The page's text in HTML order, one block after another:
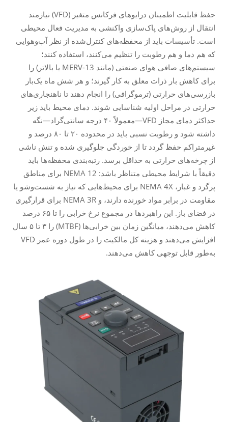
حفظ قابلیت اطمینان درایوهای فرکانس متغیر (VFD) نیازمند
انتقال از روش‌های پاک‌سازی واکنشی به مدیریت فعال محیطی
است. تأسیسات باید از محفظه‌های کنترل‌شده از نظر آب‌وهوایی
که هم دما و هم رطوبت را تنظیم می‌کنند، استفاده کنند؛
سیستم‌های صافی هوای صنعتی (مانند MERV-13 یا بالاتر) را
برای کاهش بار ذرات معلق به کار گیرند؛ و هر شش ماه یک‌بار
بازرسی‌های حرارتی (ترموگرافی) را انجام دهند تا ناهنجاری‌های
حرارتی در مراحل اولیه شناسایی شوند. دمای محیط باید زیر
حداکثر دمای مجاز VFD—معمولاً ۴۰ درجه سانتی‌گراد—نگه
داشته شود و رطوبت نسبی باید در محدوده ۲۰ تا ۸۰ درصد و
غیرمتراکم حفظ گردد تا از خوردگی جلوگیری شده و تنش ناشی
از چرخه‌های حرارتی به حداقل برسد. رتبه‌بندی محفظه‌ها باید
دقیقاً با شرایط محیطی متناظر باشد: NEMA 12 برای مناطق
پرگرد و غبار، NEMA 4X برای محیط‌هایی که نیاز به شست‌وشو یا
مقاومت در برابر مواد خورنده دارند، و NEMA 3R برای قرارگیری
در فضای باز. این راهبردها در مجموع نرخ خرابی را تا ۶۵ درصد
کاهش می‌دهند، میانگین زمان بین خرابی‌ها (MTBF) را ۳ تا ۵ سال
افزایش می‌دهند و هزینه کل مالکیت را در طول دوره عمر VFD
به‌طور قابل توجهی کاهش می‌دهند.